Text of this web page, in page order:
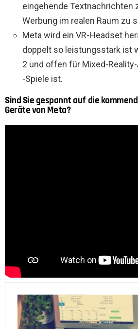
eingehende Textnachrichten
Werbung im realen Raum zu
Meta wird ein VR-Headset
doppelt so leistungsstark ist
2 und offen für Mixed-
-Spiele ist.
Sind Sie gespannt auf die
Geräte von Meta?